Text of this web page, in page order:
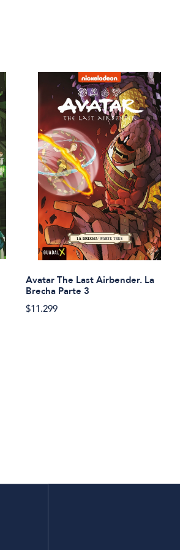
Avatar The Last Airbender. La
Brecha Parte 3
$11.299